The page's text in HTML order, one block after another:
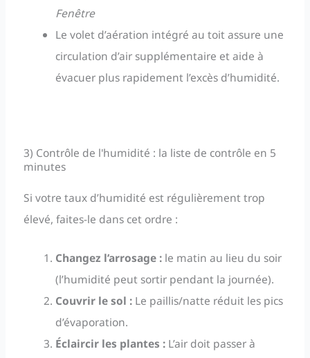
Fenêtre
Le volet d’aération intégré au toit assure une
circulation d’air supplémentaire et aide à
évacuer plus rapidement l’excès d’humidité.
3) Contrôle de l'humidité : la liste de contrôle en 5
minutes
Si votre taux d’humidité est régulièrement trop
élevé, faites-le dans cet ordre :
Changez l’arrosage : le matin au lieu du soir
(l’humidité peut sortir pendant la journée).
Couvrir le sol : Le paillis/natte réduit les pics
d’évaporation.
Éclaircir les plantes : L’air doit passer à